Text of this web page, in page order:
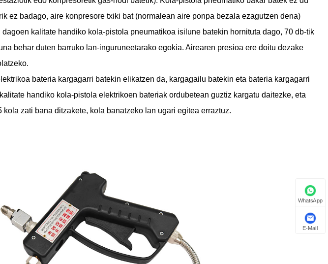
ez badago, aire konpresore txiki bat (normalean aire ponpa bezala ezagutzen dena)
kalitate handiko kola-pistola pneumatikoa isilune batekin hornituta dago, 70 db-tik
behar duten barruko lan-inguruneetarako egokia. Airearen presioa ere doitu dezake
bateria kargagarri batekin elikatzen da, kargagailu batekin eta bateria kargagarri
handiko kola-pistola elektrikoen bateriak ordubetean guztiz kargatu daitezke, eta
zati bana ditzakete, kola banatzeko lan ugari egitea erraztuz.
WhatsApp
E-Mail